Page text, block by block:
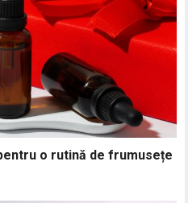
o rutină de frumusețe